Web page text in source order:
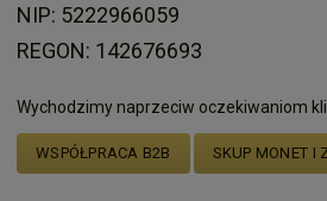
NIP: 5222966059
REGON: 142676693
Wychodzimy naprzeciw oczekiwaniom
WSPÓŁPRACA B2B SKUP MONET I